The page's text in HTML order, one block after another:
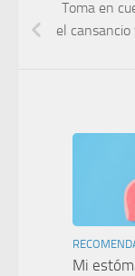
Toma en
el
Mi